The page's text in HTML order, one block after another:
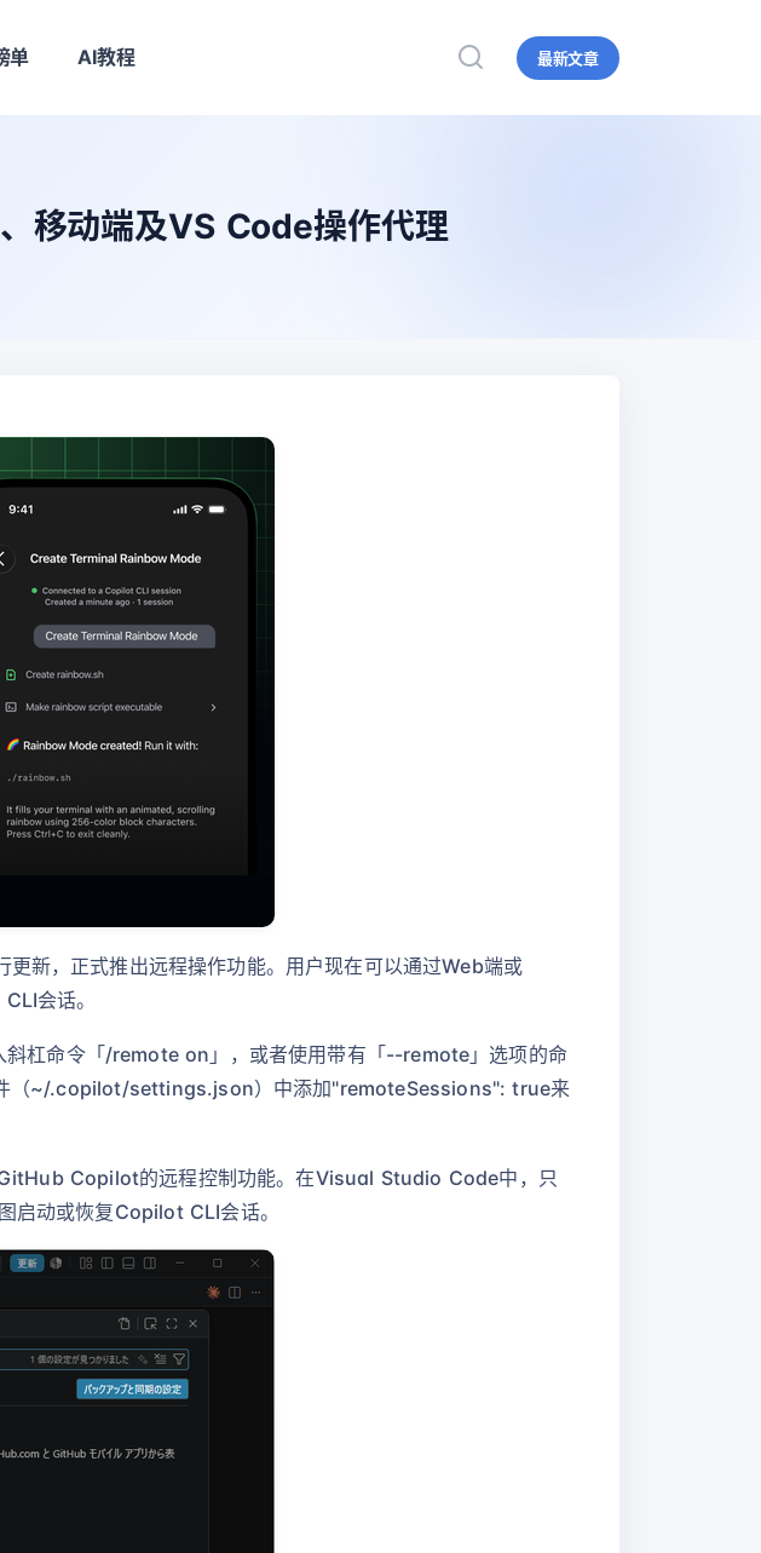
单 AI教程 最新文章
移动端及VS Code操作代理
新，正式推出远程操作功能。用户现在可以通过Web端或
会话。
杠命令「/remote on」，或者使用带有「--remote」选项的命
（~/.copilot/settings.json）中添加"remoteSessions": true来
Copilot的远程控制功能。在Visual Studio Code中，只
动或恢复Copilot CLI会话。